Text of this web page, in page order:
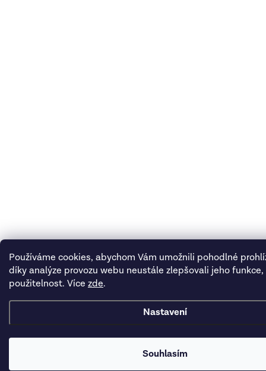
Používáme cookies, abychom Vám umožnili pohodlné
díky analýze provozu webu neustále zlepšovali jeho funkce,
použitelnost. Více zde.
Nastavení
Souhlasím